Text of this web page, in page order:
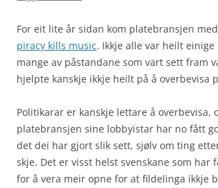
For eit lite år sidan kom platebransjen
piracy kills music. Ikkje alle var heilt einige
mange av påstandane som vart sett fram
hjelpte kanskje ikkje heilt på å overbevisa
Politikarar er kanskje lettare å overbevisa,
platebransjen sine lobbyistar har no fått
det dei har gjort slik sett, sjølv om ting
skje. Det er visst helst svenskane som har
for å vera meir opne for at fildelinga ikkje